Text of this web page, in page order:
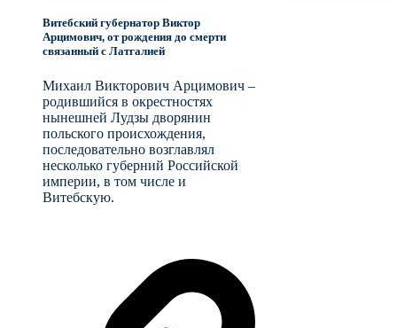
Витебский губернатор Виктор
Арцимович, от рождения до смерти
связанный с Латгалией
Михаил Викторович Арцимович –
родившийся в окрестностях
нынешней Лудзы дворянин
польского происхождения,
последовательно возглавлял
несколько губерний Российской
империи, в том числе и
Витебскую.